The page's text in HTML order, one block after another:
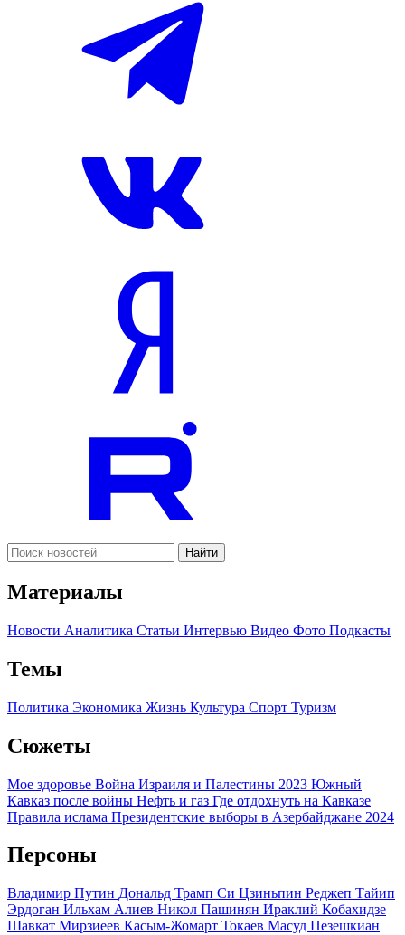
Найти
Материалы
Новости Аналитика Статьи Интервью Видео Фото Подкасты
Темы
Политика Экономика Жизнь Культура Спорт Туризм
Сюжеты
Мое здоровье Война Израиля и Палестины 2023 Южный
Кавказ после войны Нефть и газ Где отдохнуть на Кавказе
Правила ислама Президентские выборы в Азербайджане 2024
Персоны
Владимир Путин Дональд Трамп Си Цзиньпин Реджеп Тайип
Эрдоган Ильхам Алиев Никол Пашинян Ираклий Кобахидзе
Шавкат Мирзиеев Касым-Жомарт Токаев Масуд Пезешкиан